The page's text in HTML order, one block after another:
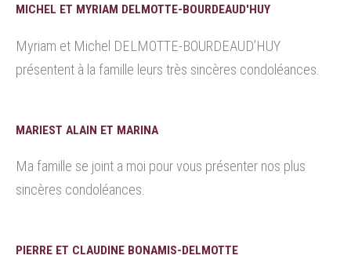
MICHEL ET MYRIAM DELMOTTE-BOURDEAUD'HUY
Myriam et Michel DELMOTTE-BOURDEAUD’HUY
présentent à la famille leurs très sincères condoléances.
MARIEST ALAIN ET MARINA
Ma famille se joint a moi pour vous présenter nos plus
sincères condoléances.
PIERRE ET CLAUDINE BONAMIS-DELMOTTE